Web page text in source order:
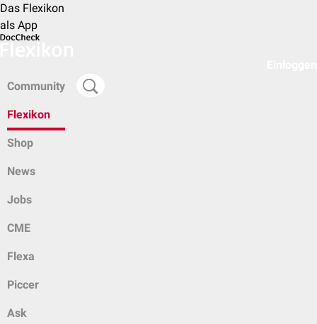
Das Flexikon
als App
Community
Flexikon
Shop
News
Jobs
CME
Flexa
Piccer
Ask